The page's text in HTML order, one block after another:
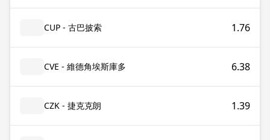
CUP - 古巴披索 1.76
CVE - 維德角埃斯庫多 6.38
CZK - 捷克克朗 1.39